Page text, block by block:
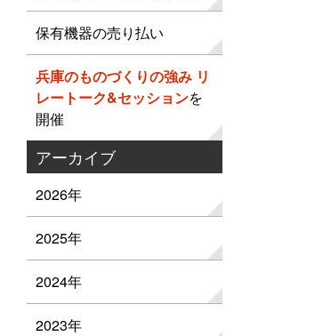
保有機器の売り払い
兵庫のものづくりの強み リ
レートーク&セッションを
開催
アーカイブ
2026年
2025年
2024年
2023年